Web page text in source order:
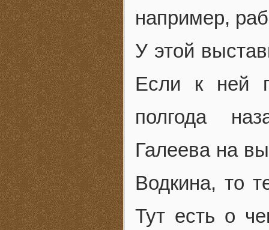
например,
У этой
Если к ней
полгода
Галеева на
Водкина, то
Тут есть о